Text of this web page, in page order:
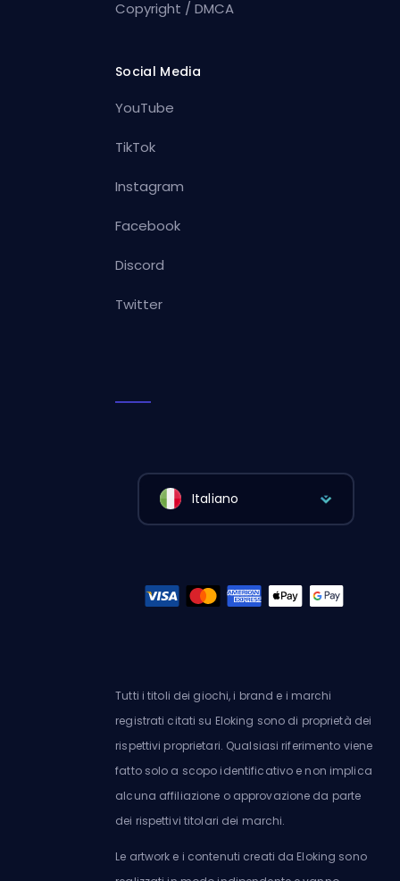
Copyright / DMCA
Social Media
YouTube
TikTok
Instagram
Facebook
Discord
Twitter
Italiano
Tutti i titoli dei giochi, i brand e i marchi
registrati citati su Eloking sono di proprietà dei
rispettivi proprietari. Qualsiasi riferimento viene
fatto solo a scopo identificativo e non implica
alcuna affiliazione o approvazione da parte
dei rispettivi titolari dei marchi.
Le artwork e i contenuti creati da Eloking sono